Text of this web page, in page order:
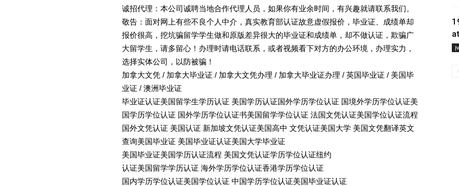
诚招代理：本公司诚聘当地合作代理人员，如果你有业余时间，有兴趣就请联系我们。
敬告：面对网上有些不良个人中介，真实教育部认证故意虚假报价，毕业证、成绩单却
报价很高，挖坑骗留学学生做和原版差异很大的毕业证和成绩单，却不做认证，欺骗广
大留学生，请多留心！办理时请电话联系，或者视频看下对方的办公环境，办理实力，
选择实体公司，以防被骗！
加拿大文凭 / 加拿大毕业证 / 加拿大文凭办理 / 加拿大毕业证办理 / 英国毕业证 / 美国毕
业证 / 澳洲毕业证
毕业证认证美国留学生学历认证 美国学历认证国外学历学位认证 国境外学历学位认证美
国学历学位认证 国外学历学位认证书美国留学学位认证 法国文凭认证美国学位认证流程
国外文凭认证 美国认证 新加坡文凭认证美国高中 文凭认证美国大学 美国文凭翻译英文
查询美国毕业证 美国毕业证认证美国大学毕业证
美国毕业证美国学历认证流程 美国文凭认证学历学位认证纽约
认证美国留学学历认证 海外学历学位认证香港学历学位认证
国内学历学位认证美国学位认证 中国学历学位认证美国毕业证认证